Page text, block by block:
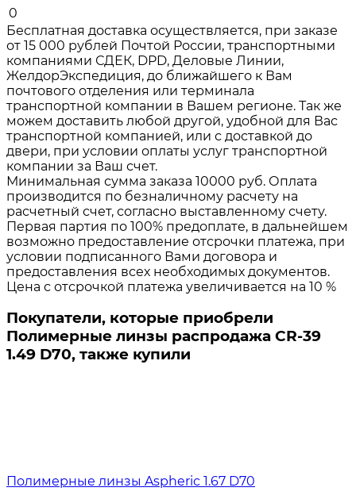
0
Бесплатная доставка осуществляется, при заказе
от 15 000 рублей Почтой России, транспортными
компаниями СДЕК, DPD, Деловые Линии,
ЖелдорЭкспедиция, до ближайшего к Вам
почтового отделения или терминала
транспортной компании в Вашем регионе. Так же
можем доставить любой другой, удобной для Вас
транспортной компанией, или с доставкой до
двери, при условии оплаты услуг транспортной
компании за Ваш счет.
Минимальная сумма заказа 10000 руб. Оплата
производится по безналичному расчету на
расчетный счет, согласно выставленному счету.
Первая партия по 100% предоплате, в дальнейшем
возможно предоставление отсрочки платежа, при
условии подписанного Вами договора и
предоставления всех необходимых документов.
Цена с отсрочкой платежа увеличивается на 10 %
Покупатели, которые приобрели
Полимерные линзы распродажа CR-39
1.49 D70, также купили
Полимерные линзы Aspheric 1.67 D70